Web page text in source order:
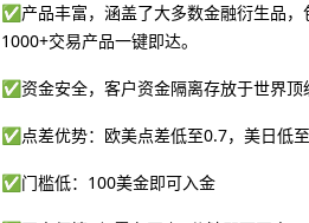
✅产品丰富，涵盖了大多数金融衍生品
1000+交易产品一键即达。
✅资金安全，客户资金隔离存放于世界顶
✅点差优势：欧美点差低至0.7，美日低
✅门槛低：100美金即可入金